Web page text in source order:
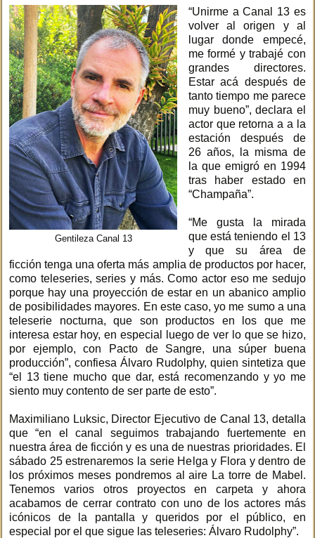
Gentileza Canal 13
“Unirme a Canal 13 es
volver al origen y al
lugar donde empecé,
me formé y trabajé con
grandes directores.
Estar acá después de
tanto tiempo me parece
muy bueno”, declara el
actor que retorna a a la
estación después de
26 años, la misma de
la que emigró en 1994
tras haber estado en
“Champaña”.
“Me gusta la mirada
que está teniendo el 13
y que su área de
ficción tenga una oferta más amplia de productos por hacer,
como teleseries, series y más. Como actor eso me sedujo
porque hay una proyección de estar en un abanico amplio
de posibilidades mayores. En este caso, yo me sumo a una
teleserie nocturna, que son productos en los que me
interesa estar hoy, en especial luego de ver lo que se hizo,
por ejemplo, con Pacto de Sangre, una súper buena
producción”, confiesa Álvaro Rudolphy, quien sintetiza que
“el 13 tiene mucho que dar, está recomenzando y yo me
siento muy contento de ser parte de esto”.
Maximiliano Luksic, Director Ejecutivo de Canal 13, detalla
que “en el canal seguimos trabajando fuertemente en
nuestra área de ficción y es una de nuestras prioridades. El
sábado 25 estrenaremos la serie Helga y Flora y dentro de
los próximos meses pondremos al aire La torre de Mabel.
Tenemos varios otros proyectos en carpeta y ahora
acabamos de cerrar contrato con uno de los actores más
icónicos de la pantalla y queridos por el público, en
especial por el que sigue las teleseries: Álvaro Rudolphy”.